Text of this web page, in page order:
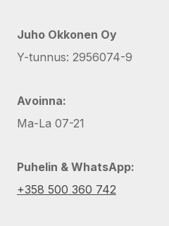
Juho Okkonen Oy
Y-tunnus: 2956074-9
Avoinna:
Ma-La 07-21
Puhelin & WhatsApp:
+358 500 360 742